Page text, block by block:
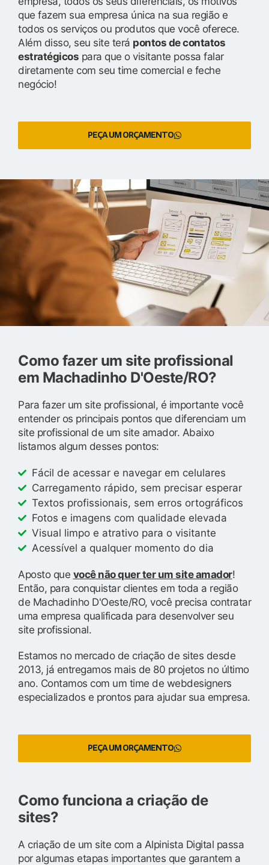
que fazem sua empresa única na sua região e
todos os serviços ou produtos que você oferece.
Além disso, seu site terá pontos de contatos
estratégicos para que o visitante possa falar
diretamente com seu time comercial e feche
negócio!
PEÇA UM ORÇAMENTO
Como fazer um site profissional
em Machadinho D'Oeste/RO?
Para fazer um site profissional, é importante você
entender os principais pontos que diferenciam um
site profissional de um site amador. Abaixo
listamos algum desses pontos:
Fácil de acessar e navegar em celulares
Carregamento rápido, sem precisar esperar
Textos profissionais, sem erros ortográficos
Fotos e imagens com qualidade elevada
Visual limpo e atrativo para o visitante
Acessível a qualquer momento do dia
Aposto que você não quer ter um site amador!
Então, para conquistar clientes em toda a região
de Machadinho D'Oeste/RO, você precisa contratar
uma empresa qualificada para desenvolver seu
site profissional.
Estamos no mercado de criação de sites desde
2013, já entregamos mais de 80 projetos no último
ano. Contamos com um time de webdesigners
especializados e prontos para ajudar sua empresa.
PEÇA UM ORÇAMENTO
Como funciona a criação de
sites?
A criação de um site com a Alpinista Digital passa
por algumas etapas importantes que garantem a